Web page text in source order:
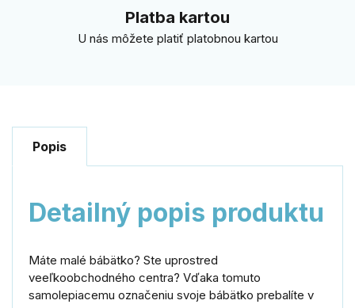
Platba kartou
U nás môžete platiť platobnou kartou
Popis
Detailný popis produktu
Máte malé bábätko? Ste uprostred
veeľkoobchodného centra? Vďaka tomuto
samolepiacemu označeniu svoje bábätko prebalíte v